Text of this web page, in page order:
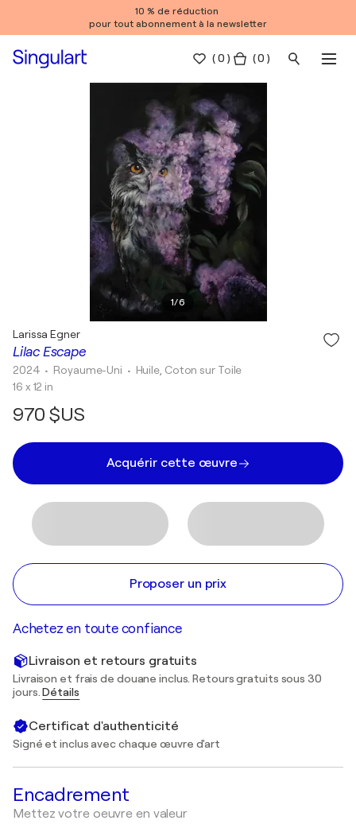
10 % de réduction
pour tout abonnement à la newsletter
(0 ) ( 0 )
1/6
Lilac Escape
Larissa Egner
2024 • Royaume-Uni • Huile, Coton sur Toile
16 x 12 in
970 $US
Acquérir cette œuvre
Proposer un prix
Achetez en toute confiance
Livraison et retours gratuits
Livraison et frais de douane inclus. Retours gratuits sous 30
jours.Détails
Certificat d'authenticité
Signé et inclus avec chaque œuvre d'art
Encadrement
Mettez votre oeuvre en valeur